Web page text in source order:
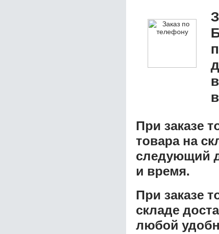
При заказе
товара на
следующий
и время.
При заказе
складе
любой